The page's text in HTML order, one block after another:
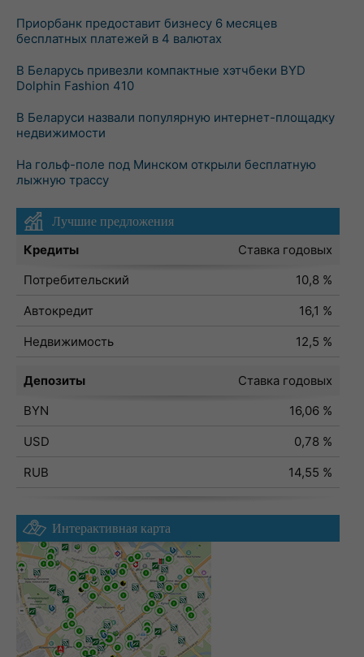
Приорбанк предоставит бизнесу 6 месяцев
бесплатных платежей в 4 валютах
В Беларусь привезли компактные хэтчбеки BYD
Dolphin Fashion 410
В Беларуси назвали популярную интернет-площадку
недвижимости
На гольф-поле под Минском открыли бесплатную
лыжную трассу
Лучшие предложения
Кредиты
Ставка годовых
Потребительский
10,8 %
Автокредит
16,1 %
Недвижимость
12,5 %
Депозиты
Ставка годовых
BYN
16,06 %
USD
0,78 %
RUB
14,55 %
Интерактивная карта